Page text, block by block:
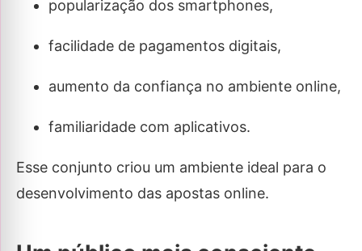
popularização dos smartphones,
facilidade de pagamentos digitais,
aumento da confiança no ambiente online,
familiaridade com aplicativos.
Esse conjunto criou um ambiente ideal para o
desenvolvimento das apostas online.